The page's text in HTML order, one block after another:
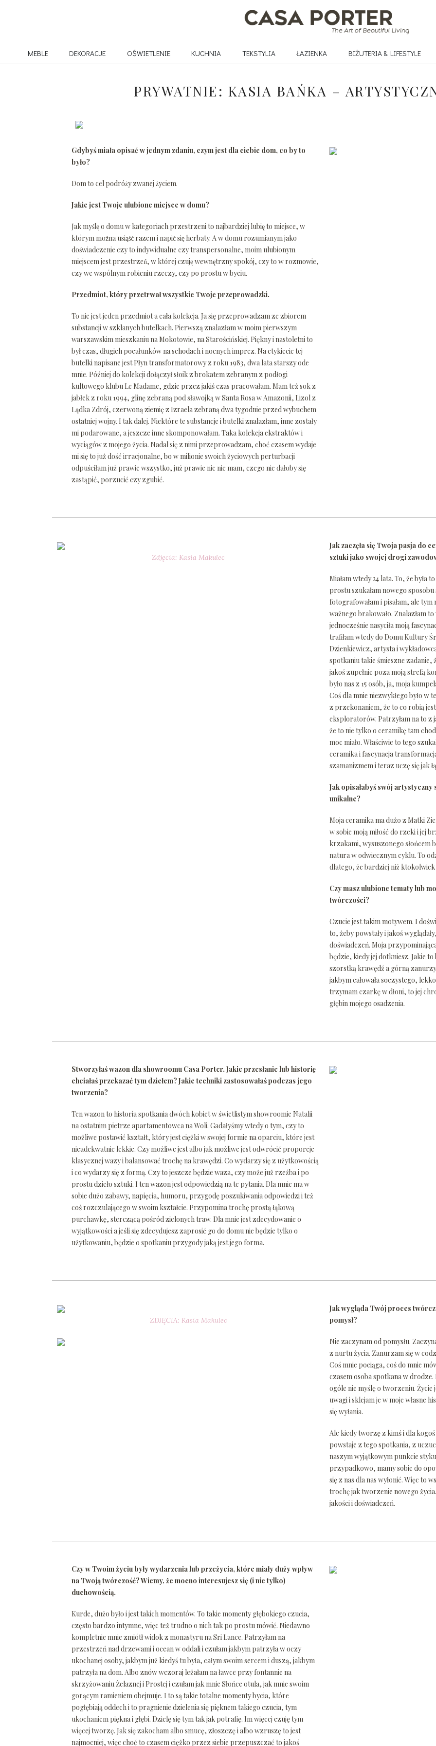
MEBLE DEKORACJE OŚWIETLENIE KUCHNIA TEKSTYLIA ŁAZIENKA BIŻUTERIA & LIFESTYLE
PRYWATNIE: KASIA BAŃKA –
Gdybyś miała opisać w jednym zdaniu, czym jest dla ciebie dom, co by to
było?
Dom to cel podróży zwanej życiem.
Jakie jest Twoje ulubione miejsce w domu?
Jak myślę o domu w kategoriach przestrzeni to najbardziej lubię to miejsce, w
którym można usiąść razem i napić się herbaty. A w domu rozumianym jako
doświadczenie czy to indywidualne czy transpersonalne, moim ulubionym
miejscem jest przestrzeń, w której czuję wewnętrzny spokój, czy to w rozmowie,
czy we wspólnym robieniu rzeczy, czy po prostu w byciu.
Przedmiot, który przetrwał wszystkie Twoje przeprowadzki.
To nie jest jeden przedmiot a cała kolekcja. Ja się przeprowadzam ze zbiorem
substancji w szklanych butelkach. Pierwszą znalazłam w moim pierwszym
warszawskim mieszkaniu na Mokotowie, na Starościńskiej. Piękny i nastoletni to
był czas, długich pocałunków na schodach i nocnych imprez. Na etykiecie tej
butelki napisane jest Płyn transformatorowy z roku 1983, dwa lata starszy ode
mnie. Później do kolekcji dołączył słoik z brokatem zebranym z podłogi
kultowego klubu Le Madame, gdzie przez jakiś czas pracowałam. Mam też sok z
jabłek z roku 1994, glinę zebraną pod sławojką w Santa Rosa w Amazonii, Lizol z
Lądka Zdrój, czerwoną ziemię z Izraela zebraną dwa tygodnie przed wybuchem
ostatniej wojny. I tak dalej. Niektóre te substancje i butelki znalazłam, inne zostały
mi podarowane, a jeszcze inne skomponowałam. Taka kolekcja ekstraktów i
wyciągów z mojego życia. Nadal się z nimi przeprowadzam, choć czasem wydaje
mi się to już dość irracjonalne, bo w milionie swoich życiowych perturbacji
odpuściłam już prawie wszystko, już prawie nic nie mam, czego nie dałoby się
zastąpić, porzucić czy zgubić.
Zdjęcia: Kasia Makulec
Jak zaczęła się Twoja pasja do
sztuki jako swojej drogi
Miałam wtedy 24 lata. To, że była
prostu szukałam nowego
fotografowałam i pisałam, ale
ważnego brakowało. Znalazłam
jednocześnie nasyciła moją
trafiłam wtedy do Domu Kultury
Dzienkiewicz, artysta i
spotkaniu takie śmieszne zadanie,
jakoś zupełnie poza moją strefą
było nas z 15 osób, ja, moja
Coś dla mnie niezwykłego było w
z przekonaniem, że to co robią
eksploratorów. Patrzyłam na to z
że to nie tylko o ceramikę tam
moc miało. Właściwie to tego
ceramika i fascynacja
szamanizmem i teraz uczę się jak
Jak opisałabyś swój
unikalne?
Moja ceramika ma dużo z Matki
w sobie moją miłość do rzeki i jej
krzakami, wysuszonego słońcem
natura w odwiecznym cyklu. To
dlatego, że bardziej niż ktokolwiek
Czy masz ulubione tematy lub
twórczości?
Czucie jest takim motywem. I
to, żeby powstały i jakoś
doświadczeń. Moja
będzie, kiedy jej dotkniesz. Jakie
szorstką krawędź a górną
jakbym całowała soczystego,
trzymam czarkę w dłoni, to jej
głębin mojego osadzenia.
Stworzyłaś wazon dla showroomu Casa Porter. Jakie przesłanie lub historię
chciałaś przekazać tym dziełem? Jakie techniki zastosowałaś podczas jego
tworzenia?
Ten wazon to historia spotkania dwóch kobiet w świetlistym showroomie Natalii
na ostatnim pietrze apartamentowca na Woli. Gadałyśmy wtedy o tym, czy to
możliwe postawić kształt, który jest ciężki w swojej formie na oparciu, które jest
nieadekwatnie lekkie. Czy możliwe jest albo jak możliwe jest odwrócić proporcje
klasycznej wazy i balansować trochę na krawędzi. Co wydarzy się z użytkowością
i co wydarzy się z formą. Czy to jeszcze będzie waza, czy może już rzeźba i po
prostu dzieło sztuki. I ten wazon jest odpowiedzią na te pytania. Dla mnie ma w
sobie dużo zabawy, napięcia, humoru, przygodę poszukiwania odpowiedzi i też
coś rozczulającego w swoim kształcie. Przypomina trochę prostą łąkową
purchawkę, sterczącą pośród zielonych traw. Dla mnie jest zdecydowanie o
wyjątkowości a jeśli się zdecydujesz zaprosić go do domu nie będzie tylko o
użytkowaniu, będzie o spotkaniu przygody jaką jest jego forma.
ZDJĘCIA: Kasia Makulec
Jak wygląda Twój proces
pomysł?
Nie zaczynam od pomysłu.
z nurtu życia. Zanurzam się w
Coś mnie pociąga, coś do mnie
czasem osoba spotkana w
ogóle nie myślę o tworzeniu.
uwagi i sklejam je w moje własne
się wyłania.
Ale kiedy tworzę z kimś i dla
powstaje z tego spotkania, z
naszym wyjątkowym punkcie
przypadkowo, mamy sobie do
się z nas dla nas wyłonić. Więc to
trochę jak tworzenie nowego
jakości i doświadczeń.
Czy w Twoim życiu były wydarzenia lub przeżycia, które miały duży wpływ
na Twoją twórczość? Wiemy, że mocno interesujesz się (i nie tylko)
duchowością.
Kurde, dużo było i jest takich momentów. To takie momenty głębokiego czucia,
często bardzo intymne, więc też trudno o nich tak po prostu mówić. Niedawno
kompletnie mnie zmiótł widok z monastyru na Sri Lance. Patrzyłam na
przestrzeń nad drzewami i ocean w oddali i czułam jakbym patrzyła w oczy
ukochanej osoby, jakbym już kiedyś tu była, całym swoim sercem i duszą, jakbym
patrzyła na dom. Albo znów wczoraj leżałam na ławce przy fontannie na
skrzyżowaniu Żelaznej i Prostej i czułam jak mnie Słońce otula, jak mnie swoim
gorącym ramieniem obejmuje. I to są takie totalne momenty bycia, które
pogłębiają oddech i to pragnienie dzielenia się pięknem takiego czucia, tym
ukochaniem piękna i głębi. Dzielę się tym tak jak potrafię. Im więcej czuję tym
więcej tworzę. Jak się zakocham albo smucę, złoszczę i albo wzruszę to jest
najmocniej, więc choć to czasem ciężko przez siebie przepuszczać to jakoś